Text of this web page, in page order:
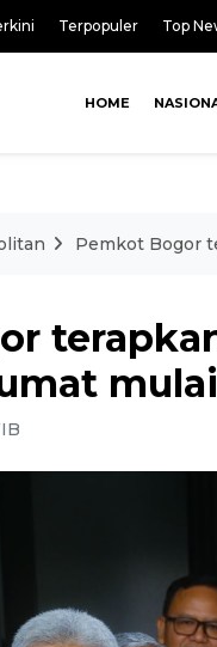
Terpopuler Top
HOME
Pemkot Bogor